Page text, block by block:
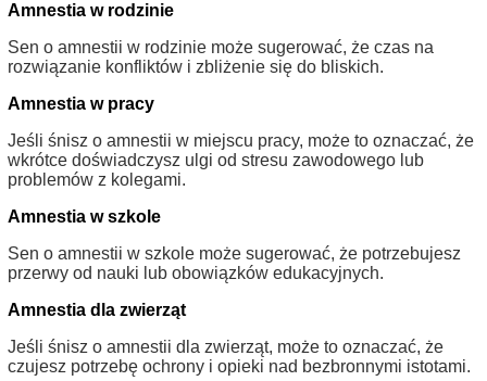
Amnestia w rodzinie
Sen o amnestii w rodzinie może sugerować, że czas na
rozwiązanie konfliktów i zbliżenie się do bliskich.
Amnestia w pracy
Jeśli śnisz o amnestii w miejscu pracy, może to oznaczać, że
wkrótce doświadczysz ulgi od stresu zawodowego lub
problemów z kolegami.
Amnestia w szkole
Sen o amnestii w szkole może sugerować, że potrzebujesz
przerwy od nauki lub obowiązków edukacyjnych.
Amnestia dla zwierząt
Jeśli śnisz o amnestii dla zwierząt, może to oznaczać, że
czujesz potrzebę ochrony i opieki nad bezbronnymi istotami.